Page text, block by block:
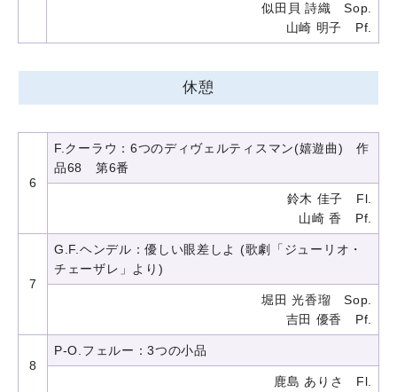
似田貝 詩織 Sop.
山崎 明子 Pf.
休憩
6
F.クーラウ：6つのディヴェルティスマン(嬉遊曲) 作
品68 第6番
鈴木 佳子 Fl.
山崎 香 Pf.
7
G.F.ヘンデル：優しい眼差しよ (歌劇「ジューリオ・
チェーザレ」より)
堀田 光香瑠 Sop.
吉田 優香 Pf.
8
P-O.フェルー：3つの小品
鹿島 ありさ Fl.